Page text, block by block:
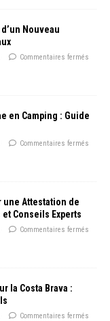
Nouveau
Commentaires fermés
en Camping : Guide
Commentaires fermés
une Attestation de
Conseils Experts
Commentaires fermés
la Costa Brava :
Commentaires fermés